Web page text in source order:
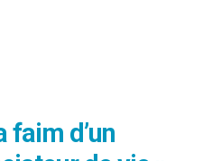
faim d’un